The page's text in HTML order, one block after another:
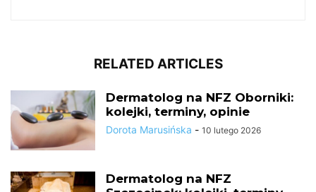
RELATED ARTICLES
Dermatolog na NFZ Oborniki:
kolejki, terminy, opinie
Dorota Marusińska - 10 lutego 2026
Dermatolog na NFZ